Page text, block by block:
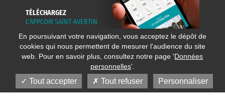
TÉLÉCHARGEZ
L'APPCOM SAINT-AVERTIN
En poursuivant votre navigation, vous acceptez le dépôt de
cookies qui nous permettent de mesurer l'audience du site
web. Pour en savoir plus, consultez notre page 'Données
personnelles'.
Tout accepter Tout refuser Personnaliser